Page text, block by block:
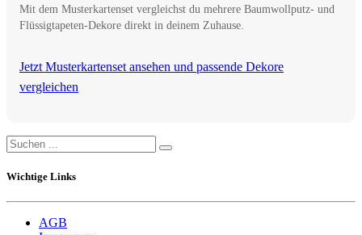
Mit dem Musterkartenset vergleichst du mehrere Baumwollputz- und
Flüssigtapeten-Dekore direkt in deinem Zuhause.
Jetzt Musterkartenset ansehen und passende Dekore
vergleichen
Wichtige Links
AGB